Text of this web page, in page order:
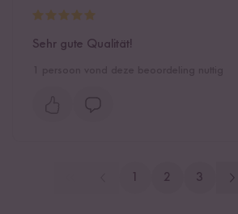
Sehr gute Qualität!
2 3